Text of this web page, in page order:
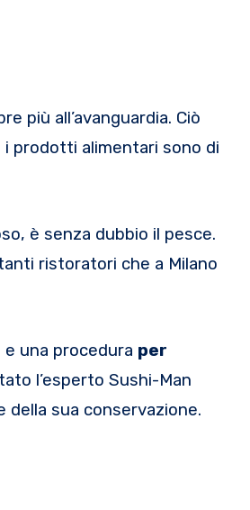
più all’avanguardia. Ciò
i prodotti alimentari sono di
è senza dubbio il pesce.
ristoratori che a Milano
una procedura per
l’esperto Sushi-Man
della sua conservazione.